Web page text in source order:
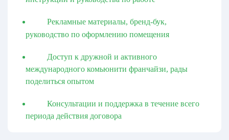
Рекламные материалы, бренд-бук,
руководство по оформлению помещения
Доступ к дружной и активного
международного комьюнити франчайзи, рады
поделиться опытом
Консультации и поддержка в течение всего
периода действия договора